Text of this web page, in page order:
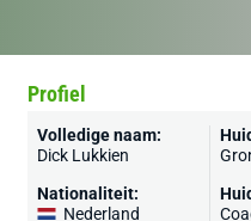
Profiel
Volledige naam:
Dick Lukkien
Nationaliteit:
Nederland